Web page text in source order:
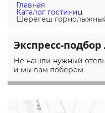
Главная
Каталог гостиниц
Шерегеш
Экспресс-
Не нашли нужный
и мы вам поберем